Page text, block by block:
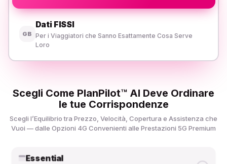
GB
Dati FISSI
Per i Viaggiatori che Sanno Esattamente Cosa Serve
Loro
Scegli Come PlanPilot™ AI Deve Ordinare
le tue Corrispondenze
Scegli l’Equilibrio tra Prezzo, Velocità, Copertura e Assistenza che
Vuoi — dalle Opzioni 4G Convenienti alle Prestazioni 5G Premium
Essential